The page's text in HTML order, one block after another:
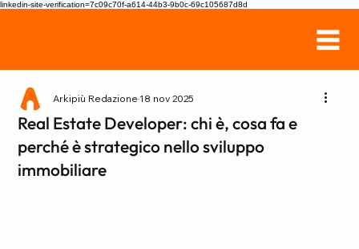
linkedin-site-verification=7c09c70f-a614-44b3-9b0c-69c105687d8d
Real Estate Developer: chi è, cosa fa e
perché è strategico nello sviluppo
immobiliare
Arkipiù Redazione18 nov 2025